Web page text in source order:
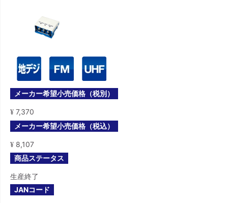
メーカー希望小売価格（税別）
¥ 7,370
メーカー希望小売価格（税込）
¥ 8,107
商品ステータス
生産終了
JANコード